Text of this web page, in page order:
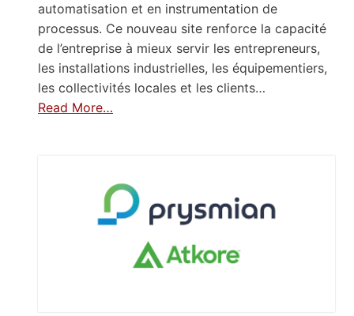
automatisation et en instrumentation de
processus. Ce nouveau site renforce la capacité
de l’entreprise à mieux servir les entrepreneurs,
les installations industrielles, les équipementiers,
les collectivités locales et les clients…
Read More…